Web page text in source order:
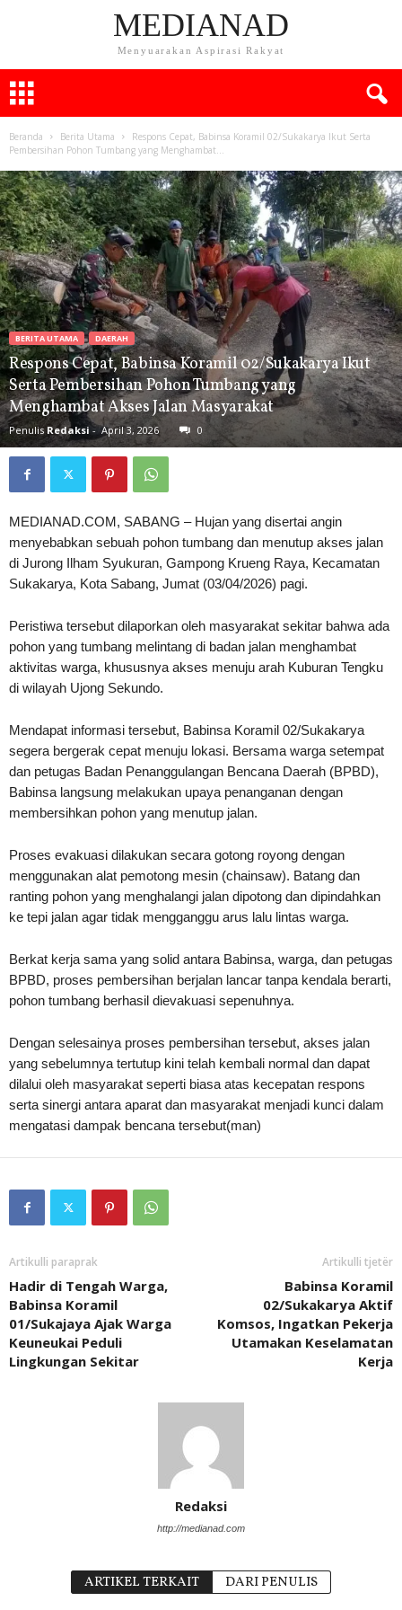
MEDIANAD
Menyuarakan Aspirasi Rakyat
Beranda Berita Utama
Respons Cepat, Babinsa Koramil 02/Sukakarya Ikut Serta
Pembersihan Pohon Tumbang yang Menghambat...
BERITA UTAMA DAERAH
Respons Cepat, Babinsa Koramil 02/Sukakarya Ikut
Serta Pembersihan Pohon Tumbang yang
Menghambat Akses Jalan Masyarakat
Penulis Redaksi - April 3, 2026 0
MEDIANAD.COM, SABANG – Hujan yang disertai angin
menyebabkan sebuah pohon tumbang dan menutup akses jalan
di Jurong Ilham Syukuran, Gampong Krueng Raya, Kecamatan
Sukakarya, Kota Sabang, Jumat (03/04/2026) pagi.
Peristiwa tersebut dilaporkan oleh masyarakat sekitar bahwa ada
pohon yang tumbang melintang di badan jalan menghambat
aktivitas warga, khususnya akses menuju arah Kuburan Tengku
di wilayah Ujong Sekundo.
Mendapat informasi tersebut, Babinsa Koramil 02/Sukakarya
segera bergerak cepat menuju lokasi. Bersama warga setempat
dan petugas Badan Penanggulangan Bencana Daerah (BPBD),
Babinsa langsung melakukan upaya penanganan dengan
membersihkan pohon yang menutup jalan.
Proses evakuasi dilakukan secara gotong royong dengan
menggunakan alat pemotong mesin (chainsaw). Batang dan
ranting pohon yang menghalangi jalan dipotong dan dipindahkan
ke tepi jalan agar tidak mengganggu arus lalu lintas warga.
Berkat kerja sama yang solid antara Babinsa, warga, dan petugas
BPBD, proses pembersihan berjalan lancar tanpa kendala berarti,
pohon tumbang berhasil dievakuasi sepenuhnya.
Dengan selesainya proses pembersihan tersebut, akses jalan
yang sebelumnya tertutup kini telah kembali normal dan dapat
dilalui oleh masyarakat seperti biasa atas kecepatan respons
serta sinergi antara aparat dan masyarakat menjadi kunci dalam
mengatasi dampak bencana tersebut(man)
Artikulli paraprak
Hadir di Tengah Warga,
Babinsa Koramil
01/Sukajaya Ajak Warga
Keuneukai Peduli
Lingkungan Sekitar
Artikulli tjetër
Babinsa Koramil
02/Sukakarya Aktif
Komsos, Ingatkan Pekerja
Utamakan Keselamatan
Kerja
Redaksi
http://medianad.com
ARTIKEL TERKAIT DARI PENULIS